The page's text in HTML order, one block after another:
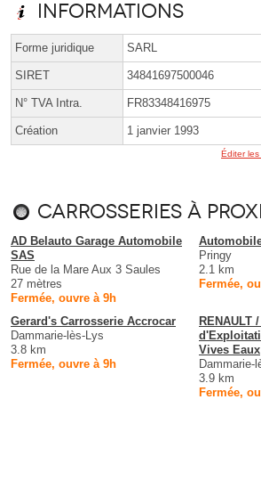
Informations
Forme juridique SARL
SIRET 34841697500046
N° TVA Intra. FR83348416975
Création 1 janvier 1993
Éditer les
Carrosseries à
AD Belauto Garage Automobile
SAS
Rue de la Mare Aux 3 Saules
27 mètres
Fermée, ouvre à 9h
Pringy
2.1 km
Fermée,
Gerard's Carrosserie Accrocar
Dammarie-lès-Lys
3.8 km
Fermée, ouvre à 9h
RENAULT
Vives Eaux
Dammarie-
3.9 km
Fermée,